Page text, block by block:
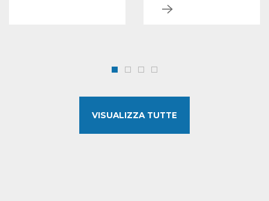
VISUALIZZA TUTTE